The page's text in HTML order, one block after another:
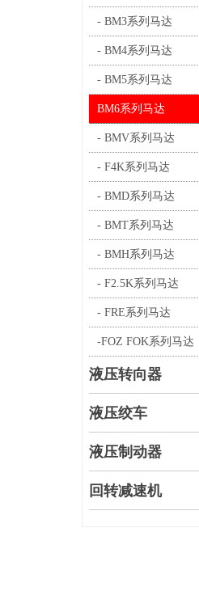
- BM3系列马达
- BM4系列马达
- BM5系列马达
BM6系列马达
- BMV系列马达
- F4K系列马达
- BMD系列马达
- BMT系列马达
- BMH系列马达
- F2.5K系列马达
- FRE系列马达
-FOZ FOK系列马达
液压转向器
液压绞车
液压制动器
回转减速机